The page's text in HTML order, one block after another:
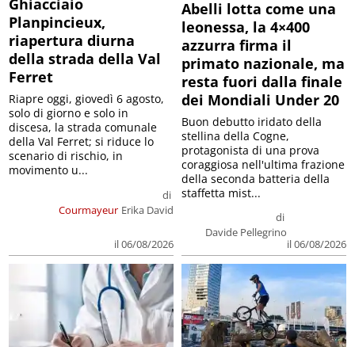
Planpincieux,
riapertura diurna
della strada della Val
Ferret
Courmayeur
di
Erika David
il 06/08/2026
Riapre oggi, giovedì 6 agosto,
solo di giorno e solo in
discesa, la strada comunale
della Val Ferret; si riduce lo
scenario di rischio, in
movimento u...
Abelli lotta come una
leonessa, la 4×400
azzurra firma il
primato nazionale, ma
resta fuori dalla finale
dei Mondiali Under 20
di
Davide Pellegrino
il 06/08/2026
Buon debutto iridato della
stellina della Cogne,
protagonista di una prova
coraggiosa nell'ultima frazione
della seconda batteria della
staffetta mist...